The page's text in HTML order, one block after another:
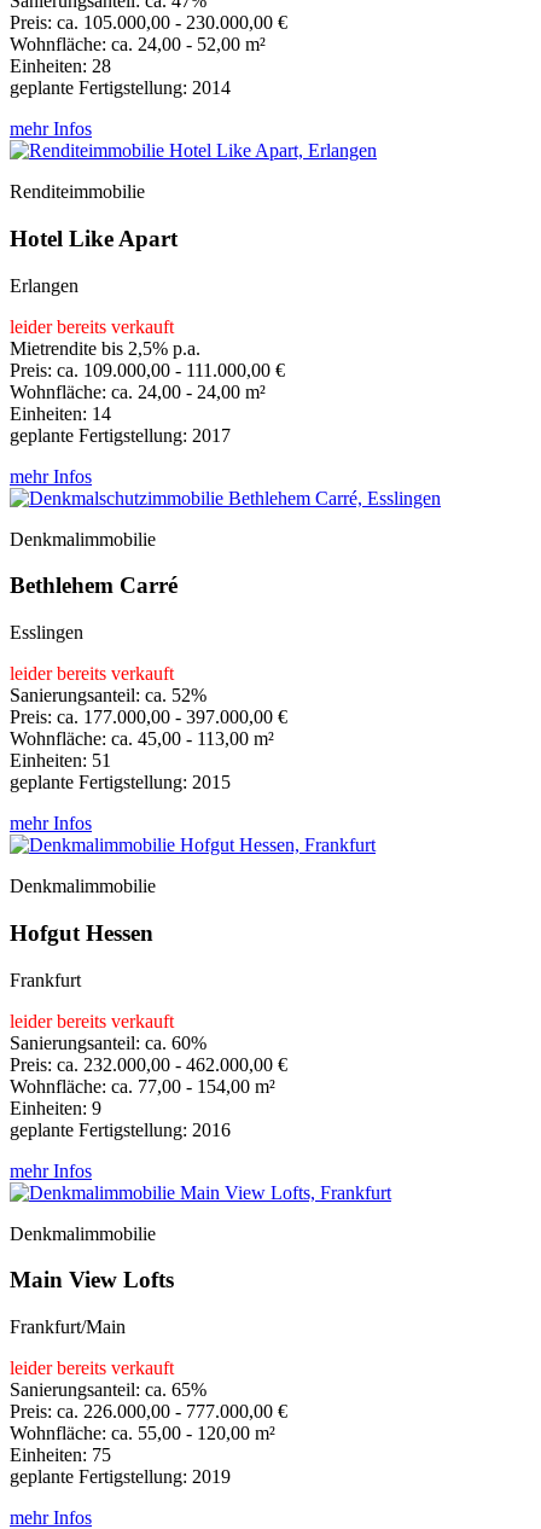
Preis: ca. 105.000,00 - 230.000,00 €
Wohnfläche: ca. 24,00 - 52,00 m²
Einheiten: 28
geplante Fertigstellung: 2014
mehr Infos
Renditeimmobilie
Hotel Like Apart
Erlangen
leider bereits verkauft
Mietrendite bis 2,5% p.a.
Preis: ca. 109.000,00 - 111.000,00 €
Wohnfläche: ca. 24,00 - 24,00 m²
Einheiten: 14
geplante Fertigstellung: 2017
mehr Infos
Denkmalimmobilie
Bethlehem Carré
Esslingen
leider bereits verkauft
Sanierungsanteil: ca. 52%
Preis: ca. 177.000,00 - 397.000,00 €
Wohnfläche: ca. 45,00 - 113,00 m²
Einheiten: 51
geplante Fertigstellung: 2015
mehr Infos
Denkmalimmobilie
Hofgut Hessen
Frankfurt
leider bereits verkauft
Sanierungsanteil: ca. 60%
Preis: ca. 232.000,00 - 462.000,00 €
Wohnfläche: ca. 77,00 - 154,00 m²
Einheiten: 9
geplante Fertigstellung: 2016
mehr Infos
Denkmalimmobilie
Main View Lofts
Frankfurt/Main
leider bereits verkauft
Sanierungsanteil: ca. 65%
Preis: ca. 226.000,00 - 777.000,00 €
Wohnfläche: ca. 55,00 - 120,00 m²
Einheiten: 75
geplante Fertigstellung: 2019
mehr Infos